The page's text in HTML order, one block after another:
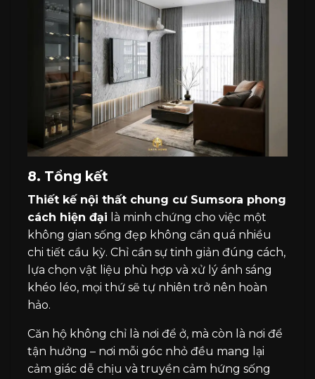
8. Tổng kết
Thiết kế nội thất chung cư Sumsora phong
cách hiện đại là minh chứng cho việc một
không gian sống đẹp không cần quá nhiều
chi tiết cầu kỳ. Chỉ cần sự tinh giản đúng cách,
lựa chọn vật liệu phù hợp và xử lý ánh sáng
khéo léo, mọi thứ sẽ tự nhiên trở nên hoàn
hảo.
Căn hộ không chỉ là nơi để ở, mà còn là nơi để
tận hưởng – nơi mỗi góc nhỏ đều mang lại
cảm giác dễ chịu và truyền cảm hứng sống